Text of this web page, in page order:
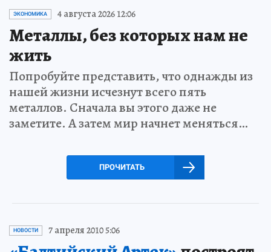
ЭКОНОМИКА 4 августа 2026 12:06
Металлы, без которых нам не
жить
Попробуйте представить, что однажды из
нашей жизни исчезнут всего пять
металлов. Сначала вы этого даже не
заметите. А затем мир начнет меняться…
ПРОЧИТАТЬ
НОВОСТИ 7 апреля 2010 5:06